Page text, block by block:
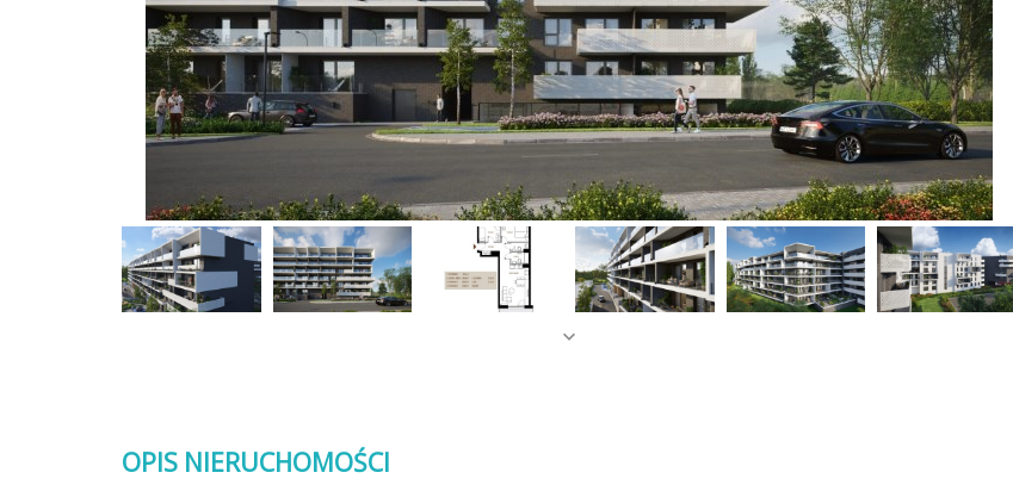
OPIS NIERUCHOMOŚCI